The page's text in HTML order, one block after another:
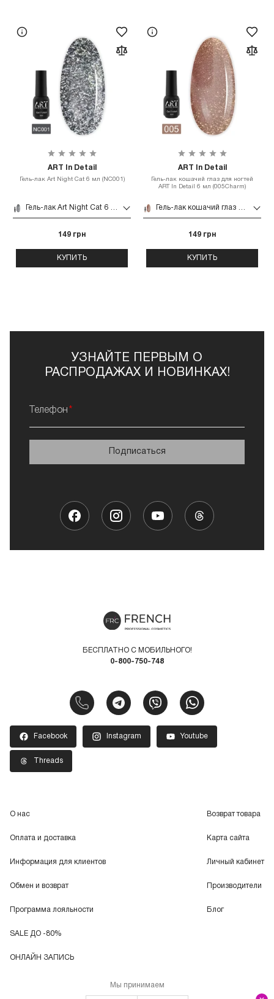
ART In Detail
Гель-лак Art Night Cat 6 мл (NC001)
Гель-лак Art Night Cat 6 мл (NC001)
149 грн
КУПИТЬ
ART In Detail
Гель-лак кошачий глаз для ногтей
ART In Detail 6 мл (005Charm)
Гель-лак кошачий глаз для ногтей ART In Detail 6 мл (005Charm)
149 грн
КУПИТЬ
УЗНАЙТЕ ПЕРВЫМ О
РАСПРОДАЖАХ И НОВИНКАХ!
Телефон
Подписаться
БЕСПЛАТНО С МОБИЛЬНОГО!
0-800-750-748
Facebook Instagram Youtube
Threads
О нас
Оплата и доставка
Информация для клиентов
Обмен и возврат
Программа лояльности
SALE ДО -80%
ОНЛАЙН ЗАПИСЬ
Возврат товара
Карта сайта
Личный кабинет
Производители
Блог
Мы принимаем